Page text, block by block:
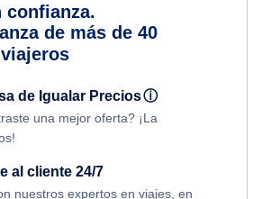
confianza.
de más de 40
de Igualar Preciosⓘ
una mejor oferta? ¡La
al cliente 24/7
nuestros expertos en viajes, en